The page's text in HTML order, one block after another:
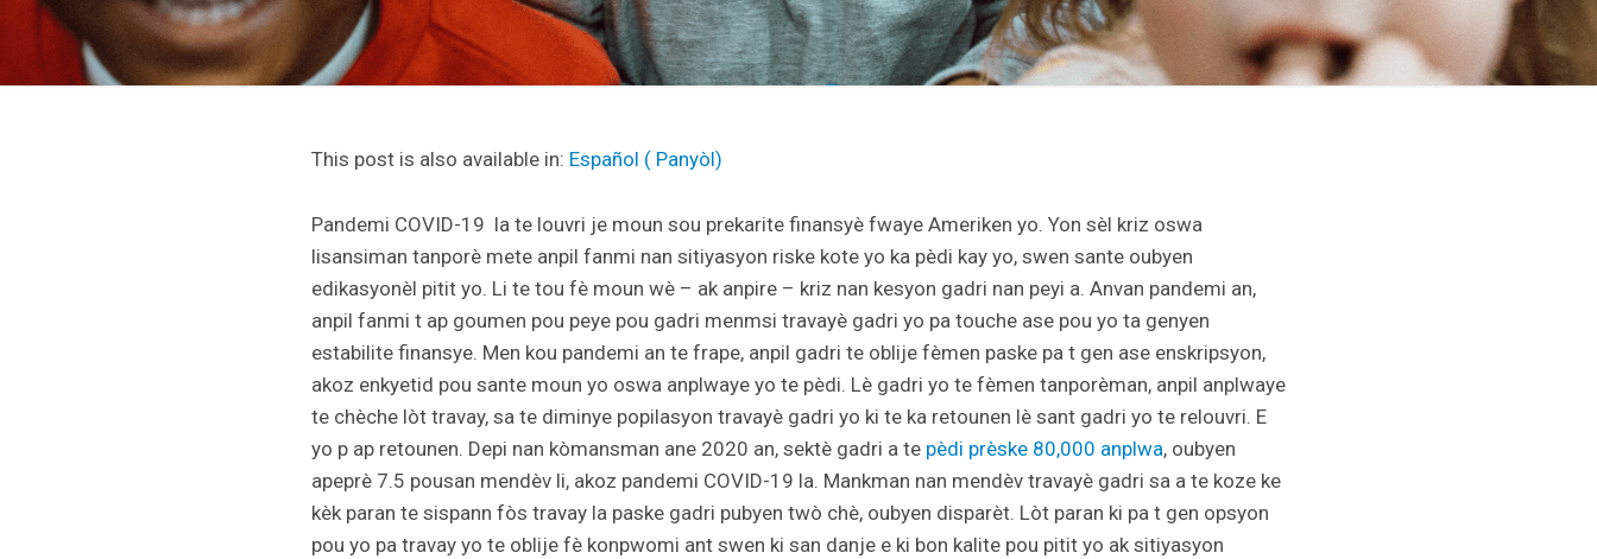
This post is also available in: Español ( Panyòl)
Pandemi COVID-19 la te louvri je moun sou prekarite finansyè fwaye Ameriken yo. Yon sèl kriz oswa
lisansiman tanporè mete anpil fanmi nan sitiyasyon riske kote yo ka pèdi kay yo, swen sante oubyen
edikasyonèl pitit yo. Li te tou fè moun wè – ak anpire – kriz nan kesyon gadri nan peyi a. Anvan pandemi an,
anpil fanmi t ap goumen pou peye pou gadri menmsi travayè gadri yo pa touche ase pou yo ta genyen
estabilite finansye. Men kou pandemi an te frape, anpil gadri te oblije fèmen paske pa t gen ase enskripsyon,
akoz enkyetid pou sante moun yo oswa anplwaye yo te pèdi. Lè gadri yo te fèmen tanporèman, anpil anplwaye
te chèche lòt travay, sa te diminye popilasyon travayè gadri yo ki te ka retounen lè sant gadri yo te relouvri. E
yo p ap retounen. Depi nan kòmansman ane 2020 an, sektè gadri a te pèdi prèske 80,000 anplwa, oubyen
apeprè 7.5 pousan mendèv li, akoz pandemi COVID-19 la. Mankman nan mendèv travayè gadri sa a te koze ke
kèk paran te sispann fòs travay la paske gadri pubyen twò chè, oubyen disparèt. Lòt paran ki pa t gen opsyon
pou yo pa travay yo te oblije fè konpwomi ant swen ki san danje e ki bon kalite pou pitit yo ak sitiyasyon